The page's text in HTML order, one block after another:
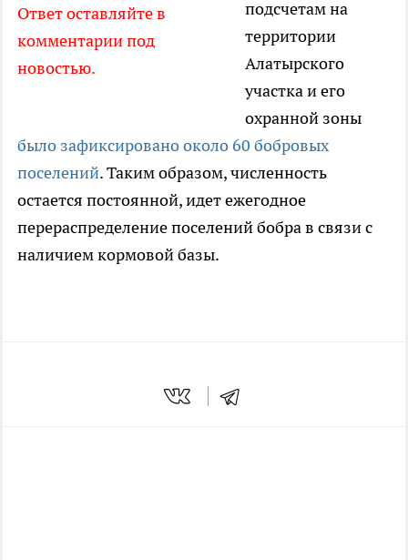
Ответ оставляйте в
комментарии под
новостью.
подсчетам на
территории
Алатырского
участка и его
охранной зоны
было зафиксировано около 60 бобровых
поселений. Таким образом, численность
остается постоянной, идет ежегодное
перераспределение поселений бобра в связи с
наличием кормовой базы.